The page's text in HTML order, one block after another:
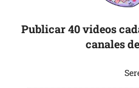
Publicar 40 videos
canales